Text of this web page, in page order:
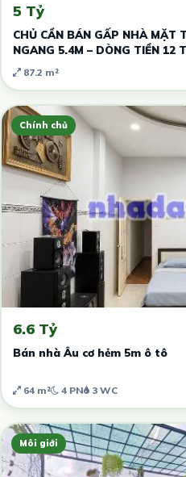
5 Tỷ
CHỦ CẦN BÁN GẤP NHÀ MẶT
NGANG 5.4M – DÒNG TIỀN 12
87.2 m²
Chính chủ
6.6 Tỷ
Bán nhà Âu cơ hẻm 5m ô tô
64 m² 4 PN 3 WC
Môi giới